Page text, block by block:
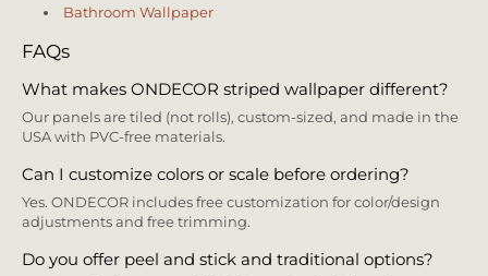
Bathroom Wallpaper
FAQs
What makes ONDECOR striped wallpaper different?
Our panels are tiled (not rolls), custom-sized, and made in the
USA with PVC-free materials.
Can I customize colors or scale before ordering?
Yes. ONDECOR includes free customization for color/design
adjustments and free trimming.
Do you offer peel and stick and traditional options?